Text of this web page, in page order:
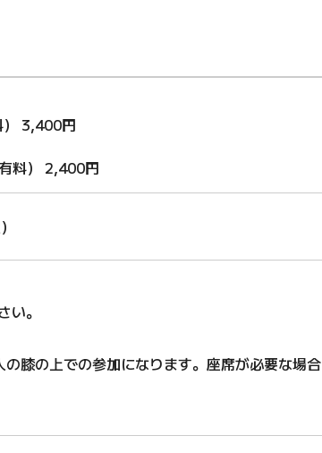
） 3,400円
料） 2,400円
。
膝の上での参加になります。座席が必要な場合